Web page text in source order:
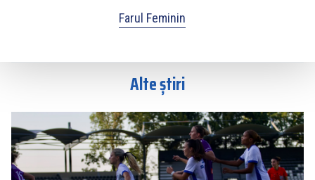
Farul Feminin
Alte știri